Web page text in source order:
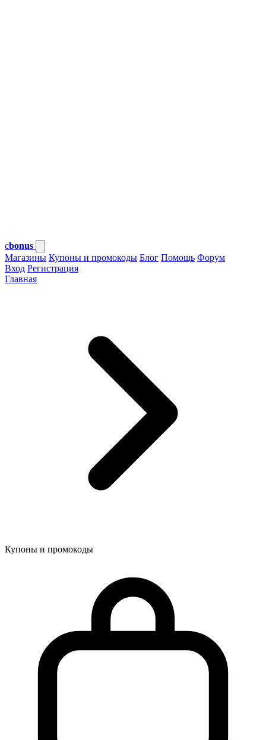
cbonus
Магазины Купоны и промокоды Блог Помощь Форум
Вход Регистрация
Главная
Купоны и промокоды